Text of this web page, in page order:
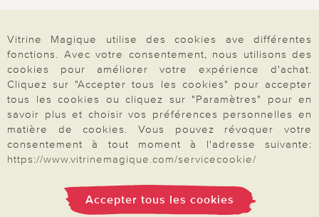
Paiement & Livraison
À propos de nous
Besoin d'aide?
Mentions légales |CGV|Données & liberté|Vie privée & cookies
Vitrine Magique utilise des cookies ave différentes
fonctions. Avec votre consentement, nous utilisons des
cookies pour améliorer votre expérience d'achat.
Cliquez sur "Accepter tous les cookies" pour accepter
tous les cookies ou cliquez sur "Paramètres" pour en
savoir plus et choisir vos préférences personnelles en
matière de cookies. Vous pouvez révoquer votre
consentement à tout moment à l'adresse suivante:
https://www.vitrinemagique.com/servicecookie/
Accepter tous les cookies